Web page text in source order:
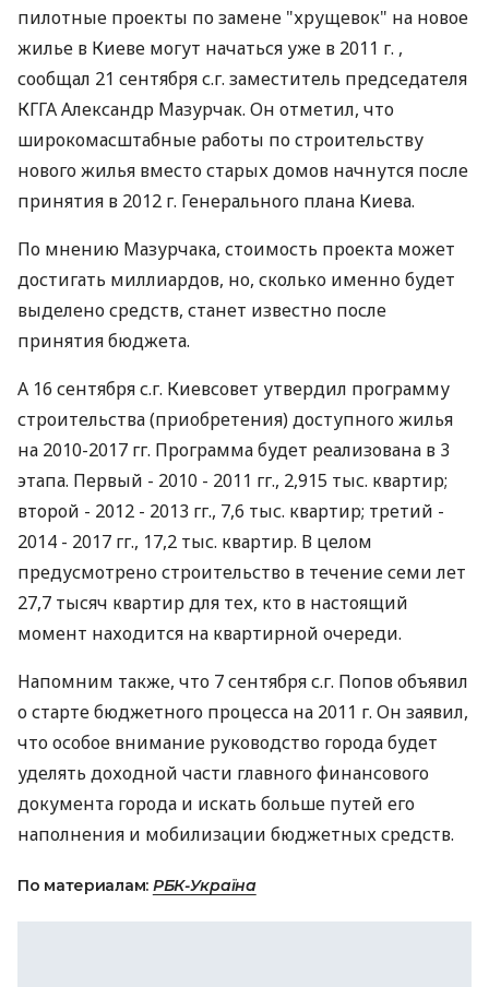
пилотные проекты по замене "хрущевок" на новое
жилье в Киеве могут начаться уже в 2011 г. ,
сообщал 21 сентября с.г. заместитель председателя
КГГА Александр Мазурчак. Он отметил, что
широкомасштабные работы по строительству
нового жилья вместо старых домов начнутся после
принятия в 2012 г. Генерального плана Киева.
По мнению Мазурчака, стоимость проекта может
достигать миллиардов, но, сколько именно будет
выделено средств, станет известно после
принятия бюджета.
А 16 сентября с.г. Киевсовет утвердил программу
строительства (приобретения) доступного жилья
на 2010-2017 гг. Программа будет реализована в 3
этапа. Первый - 2010 - 2011 гг., 2,915 тыс. квартир;
второй - 2012 - 2013 гг., 7,6 тыс. квартир; третий -
2014 - 2017 гг., 17,2 тыс. квартир. В целом
предусмотрено строительство в течение семи лет
27,7 тысяч квартир для тех, кто в настоящий
момент находится на квартирной очереди.
Напомним также, что 7 сентября с.г. Попов объявил
о старте бюджетного процесса на 2011 г. Он заявил,
что особое внимание руководство города будет
уделять доходной части главного финансового
документа города и искать больше путей его
наполнения и мобилизации бюджетных средств.
По материалам: РБК-Україна